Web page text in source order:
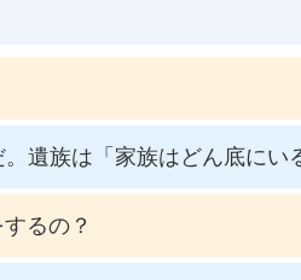
遺族は「家族はどん底にい
るの？